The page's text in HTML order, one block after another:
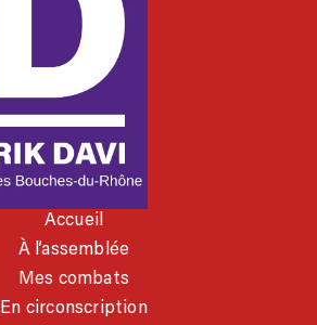
Accueil
À l’assemblée
Mes combats
En circonscription